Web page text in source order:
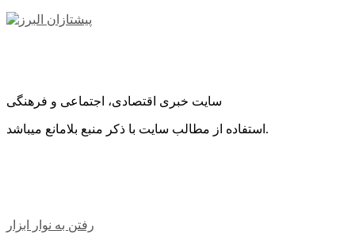
سایت خبری اقتصادی، اجتماعی و فرهنگی
استفاده از مطالب سایت با ذکر منبع بلامانع میباشد.
رفتن به نوار ابزار